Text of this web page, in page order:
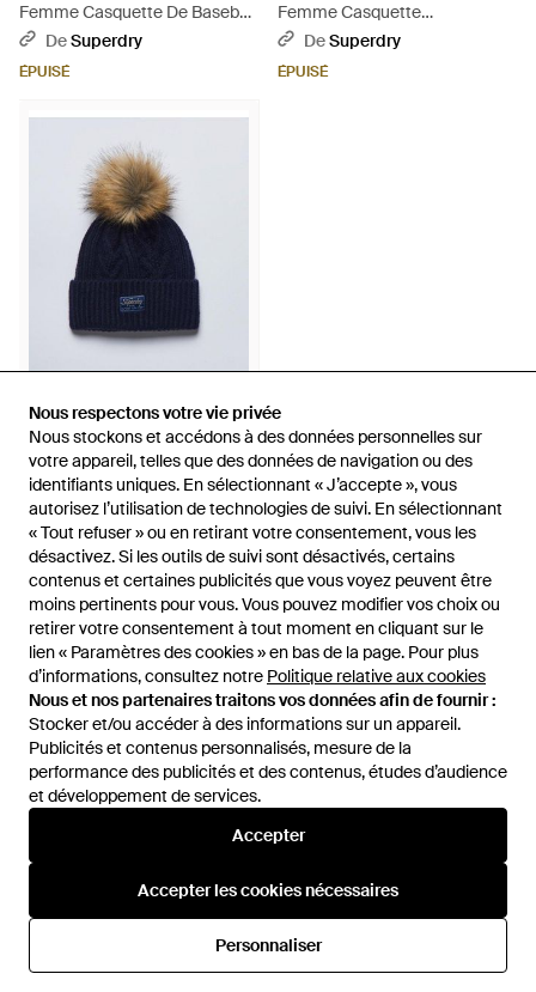
Nous respectons votre vie privée
Nous stockons et accédons à des données personnelles sur
votre appareil, telles que des données de navigation ou des
identifiants uniques. En sélectionnant « J’accepte », vous
autorisez l’utilisation de technologies de suivi. En sélectionnant
« Tout refuser » ou en retirant votre consentement, vous les
désactivez. Si les outils de suivi sont désactivés, certains
contenus et certaines publicités que vous voyez peuvent être
moins pertinents pour vous. Vous pouvez modifier vos choix ou
retirer votre consentement à tout moment en cliquant sur le
lien « Paramètres des cookies » en bas de la page. Pour plus
d’informations, consultez notre Politique relative aux cookies
Nous et nos partenaires traitons vos données afin de fournir :
Stocker et/ou accéder à des informations sur un appareil.
Publicités et contenus personnalisés, mesure de la
performance des publicités et des contenus, études d’audience
et développement de services.
Accepter
Accepter les cookies nécessaires
Personnaliser
Nous respectons votre vie privée
Nous stockons et accédons à des données personnelles sur
votre appareil, telles que des données de navigation ou des
identifiants uniques. En sélectionnant « J’accepte », vous
autorisez l’utilisation de technologies de suivi. En sélectionnant
« Tout refuser » ou en retirant votre consentement, vous les
désactivez. Si les outils de suivi sont désactivés, certains
contenus et certaines publicités que vous voyez peuvent être
moins pertinents pour vous. Vous pouvez modifier vos choix ou
retirer votre consentement à tout moment en cliquant sur le
lien « Paramètres des cookies » en bas de la page. Pour plus
d’informations, consultez notre Politique relative aux cookies
Nous et nos partenaires traitons vos données afin de fournir :
Stocker et/ou accéder à des informations sur un appareil.
Publicités et contenus personnalisés, mesure de la
performance des publicités et des contenus, études d’audience
et développement de services.
Accepter
Accepter les cookies nécessaires
Personnaliser
Femme Casquette De Baseball
Patched Taille: 1Taille - Bleu
DeSuperdry
ÉPUISÉ
Femme Casquette
Camionneur En Velours Et
Mesh Taille: 1Taille - Bleu
DeSuperdry
ÉPUISÉ
12,49 €
Superdry
Bonnet en maille torsadée lux -
BleuDe Superdry
ÉPUISÉ
International
Aide et infos